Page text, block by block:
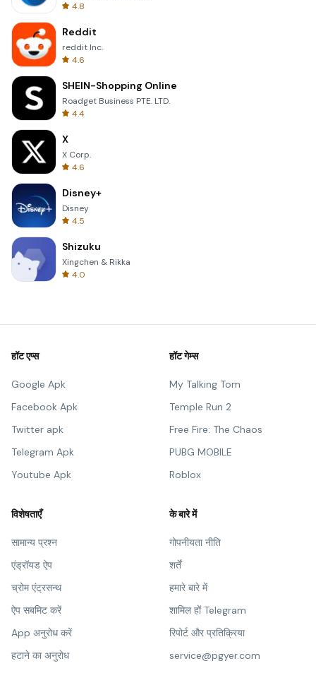
4.8
Reddit
reddit Inc.
4.6
SHEIN-Shopping Online
Roadget Business PTE. LTD.
4.4
X
X Corp.
4.6
Disney+
Disney
4.5
Shizuku
Xingchen & Rikka
4.0
हॉट एप्स
Google Apk
Facebook Apk
Twitter apk
Telegram Apk
Youtube Apk
हॉट गेम्स
My Talking Tom
Temple Run 2
Free Fire: The Chaos
PUBG MOBILE
Roblox
विशेषताएँ
सामान्य प्रश्न
एंड्रॉयड ऐप
च्रोम एंट्रसन्थ
ऐप सबमिट करें
App अनुरोध करें
हटाने का अनुरोध
के बारे में
गोपनीयता नीति
शर्तें
हमारे बारे में
शामिल हों Telegram
रिपोर्ट और प्रतिक्रिया
service@pgyer.com